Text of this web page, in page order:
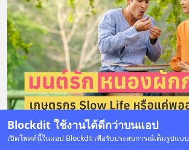
Blockdit ใช้งานได้ดีกว่าบนแอป
เปิดโพสต์นี้ในแอป Blockdit เพื่อรับประสบการณ์เต็มรูปแบบ